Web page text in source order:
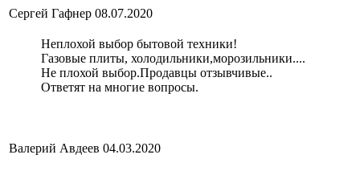
Сергей Гафнер 08.07.2020
Неплохой выбор бытовой техники!
Газовые плиты, холодильники,морозильники....
Не плохой выбор.Продавцы отзывчивые..
Ответят на многие вопросы.
Валерий Авдеев 04.03.2020